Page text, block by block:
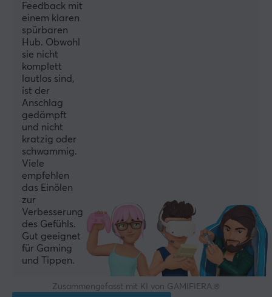
Feedback mit
einem klaren
spürbaren
Hub. Obwohl
sie nicht
komplett
lautlos sind,
ist der
Anschlag
gedämpft
und nicht
kratzig oder
schwammig.
Viele
empfehlen
das Einölen
zur
Verbesserung
des Gefühls.
Gut geeignet
für Gaming
und Tippen.
Zusammengefasst mit KI von GAMIFIERA.®